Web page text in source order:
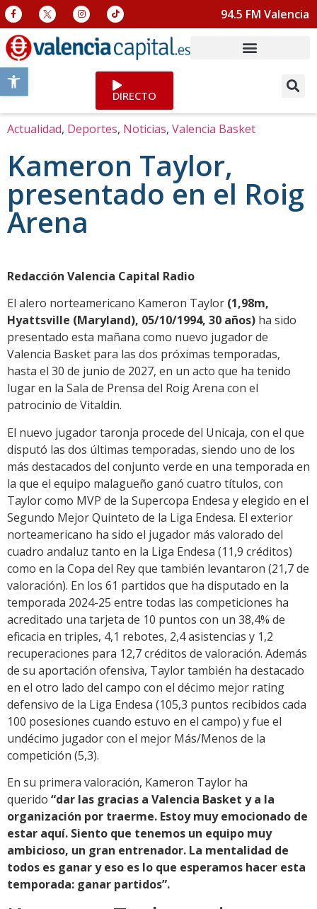
Abrir barra de herramientas
94.5 FM Valencia
DIRECTO
Actualidad, Deportes, Noticias, Valencia Basket
Kameron Taylor,
presentado en el Roig
Arena
Redacción Valencia Capital Radio
El alero norteamericano Kameron Taylor (1,98m,
Hyattsville (Maryland), 05/10/1994, 30 años) ha sido
presentado esta mañana como nuevo jugador de
Valencia Basket para las dos próximas temporadas,
hasta el 30 de junio de 2027, en un acto que ha tenido
lugar en la Sala de Prensa del Roig Arena con el
patrocinio de Vitaldin.
El nuevo jugador taronja procede del Unicaja, con el que
disputó las dos últimas temporadas, siendo uno de los
más destacados del conjunto verde en una temporada en
la que el equipo malagueño ganó cuatro títulos, con
Taylor como MVP de la Supercopa Endesa y elegido en el
Segundo Mejor Quinteto de la Liga Endesa. El exterior
norteamericano ha sido el jugador más valorado del
cuadro andaluz tanto en la Liga Endesa (11,9 créditos)
como en la Copa del Rey que también levantaron (21,7 de
valoración). En los 61 partidos que ha disputado en la
temporada 2024-25 entre todas las competiciones ha
acreditado una tarjeta de 10 puntos con un 38,4% de
eficacia en triples, 4,1 rebotes, 2,4 asistencias y 1,2
recuperaciones para 12,7 créditos de valoración. Además
de su aportación ofensiva, Taylor también ha destacado
en el otro lado del campo con el décimo mejor rating
defensivo de la Liga Endesa (105,3 puntos recibidos cada
100 posesiones cuando estuvo en el campo) y fue el
undécimo jugador con el mejor Más/Menos de la
competición (5,3).
En su primera valoración, Kameron Taylor ha
querido “dar las gracias a Valencia Basket y a la
organización por traerme. Estoy muy emocionado de
estar aquí. Siento que tenemos un equipo muy
ambicioso, un gran entrenador. La mentalidad de
todos es ganar y eso es lo que esperamos hacer esta
temporada: ganar partidos”.